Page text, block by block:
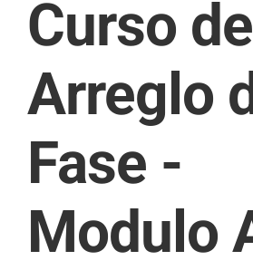
Curso de
Arreglo
Fase -
Modulo